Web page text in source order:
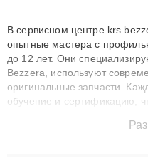
В сервисном центре
опытные мастера с
до 12 лет. Они
Bezzera, используют
оригинальные запчасти.
обучение и сертификацию,
сохранением гарантии до 3